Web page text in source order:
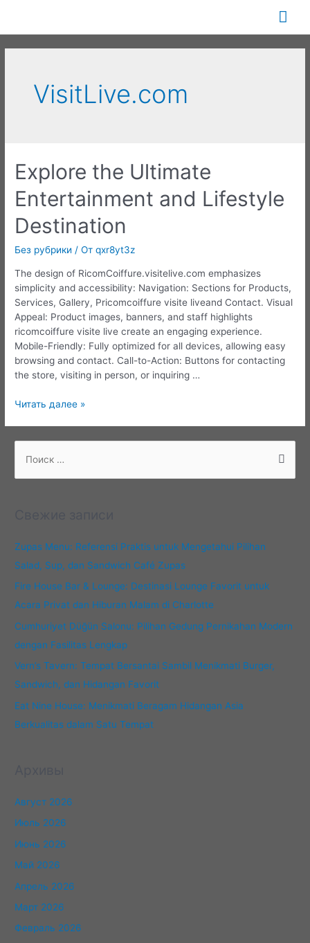
содержимому
VisitLive.com
Explore the Ultimate
Entertainment and Lifestyle
Destination
Без рубрики / От qxr8yt3z
The design of RicomCoiffure.visitelive.com emphasizes
simplicity and accessibility: Navigation: Sections for Products,
Services, Gallery, Pricomcoiffure visite liveand Contact. Visual
Appeal: Product images, banners, and staff highlights
ricomcoiffure visite live create an engaging experience.
Mobile-Friendly: Fully optimized for all devices, allowing easy
browsing and contact. Call-to-Action: Buttons for contacting
the store, visiting in person, or inquiring …
Explore
and
Lifestyle
Читать далее »
:Zupas Menu: Referensi Praktis untuk Mengetahui Pilihan
Salad, Sup, dan Sandwich Café Zupas
Fire House Bar & Lounge: Destinasi Lounge Favorit untuk
Acara Privat dan Hiburan Malam di Charlotte
Cumhuriyet Düğün Salonu: Pilihan Gedung Pernikahan Modern
dengan Fasilitas Lengkap
Vern’s Tavern: Tempat Bersantai Sambil Menikmati Burger,
Sandwich, dan Hidangan Favorit
Eat Nine House: Menikmati Beragam Hidangan Asia
Berkualitas dalam Satu Tempat
Август 2026
Июль 2026
Июнь 2026
Май 2026
Апрель 2026
Март 2026
Февраль 2026